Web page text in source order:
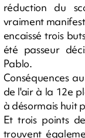
réduction du
vraiment
encaissé trois
été passeur
Pablo.
Conséquences
de l'air à la 12e
à désormais huit
Et trois points
trouvent